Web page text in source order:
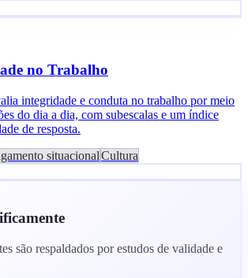
no Trabalho
integridade e conduta no trabalho por meio
do dia a dia, com subescalas e um índice
de resposta.
situacionalCultura
são respaldados por estudos de validade e